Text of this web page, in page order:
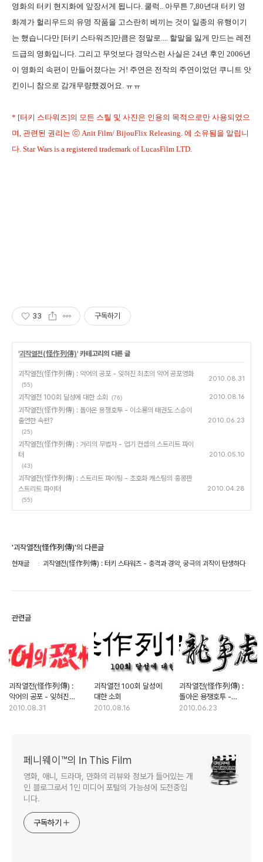
영화의 터키 현지화에 앞장서게 됩니다. 쿨럭.. 아무튼 7,80년대 터키 영
화계가 헐리우드의 유명 작품을 고스란히 베끼는 것이 일종의 유행이기
는 했습니다만 [터키 스타워즈]만큼은 정말로.... 할말을 잃게 만드는 레전
드급의 영화입니다. 그리고 무엇보다 경악스런 사실은 24년 후인 2006년
이 영화의 속편이 만들어졌다는 거! 주연은 전작의 주연이었던 쿠니트 앗
킨이니 참으로 감개무량했겠어요. ㅠㅠ
* [터키 스타워즈]의 모든 스틸 및 사진은 인용의 목적으로만 사용되었으
며, 관련된 권리는 ⓒ Anit Film/ BijouFlix Releasing. 에 소유됨을 알립니
다. Star Wars is a registered trademark of LucasFilm LTD.
33 구독하기
'괴작열전(怪作列傳)' 카테고리의 다른 글
괴작열전(怪作列傳) : 악어의 공포 - 잊혀진 최초의 악어 공포영화
(55)
2010.08.31
괴작열전 100회 달성에 대한 소회 (76) 2010.08.16
괴작열전(怪作列傳) : 돌아온 용쟁호투 - 이소룡의 태권도 스승이
출연한 속편?
(25)
2010.06.23
괴작열전(怪作列傳) : 거리의 무법자 - 엽기 컨셉의 스트리트 파이
터
(43)
2010.05.10
괴작열전(怪作列傳) : 스트리트 파이팅 - 초호화 캐스팅의 홍콩판
스트리트 파이터
(55)
2010.04.28
'괴작열전(怪作列傳)'의 다른글
현재글 괴작열전(怪作列傳) : 터키 스타워즈 - 충격과 경악, 궁극의 괴작이 탄생하다
관련글
괴작열전(怪作列傳) :
악어의 공포 - 잊혀진
최초의 악어 공포영화
2010.08.31
괴작열전 100회 달성에
대한 소회
2010.08.16
괴작열전(怪作列傳) :
돌아온 용쟁호투 -
이소룡의 태권도 스승이
2010.06.23
페니웨이™의 In This Film
영화, 애니, 드라마, 만화의 리뷰와 정보가 들어있는 개
인 블로그로서 1인 미디어 포털의 가능성에 도전중입
니다.
구독하기